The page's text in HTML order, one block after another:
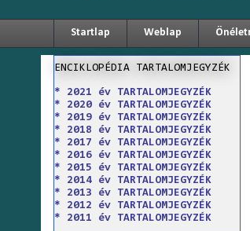
Startlap Weblap
ENCIKLOPÉDIA TARTALOMJEGYZÉK
* 2021 év TARTALOMJEGYZÉK
* 2020 év TARTALOMJEGYZÉK
* 2019 év TARTALOMJEGYZÉK
* 2018 év TARTALOMJEGYZÉK
* 2017 év TARTALOMJEGYZÉK
* 2016 év TARTALOMJEGYZÉK
* 2015 év TARTALOMJEGYZÉK
* 2014 év TARTALOMJEGYZÉK
* 2013 év TARTALOMJEGYZÉK
* 2012 év TARTALOMJEGYZÉK
* 2011 év TARTALOMJEGYZÉK